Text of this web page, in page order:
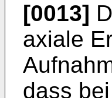
[0013]
axiale
dass